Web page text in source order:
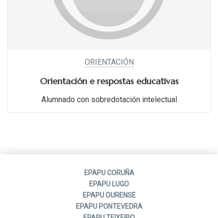
ORIENTACIÓN
Orientación e respostas educativas
Alumnado con sobredotación intelectual
EPAPU CORUÑA
EPAPU LUGO
EPAPU OURENSE
EPAPU PONTEVEDRA